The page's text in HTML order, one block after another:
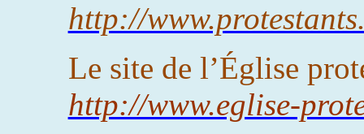
http://
Le site de l’Église
http://www.eglise-